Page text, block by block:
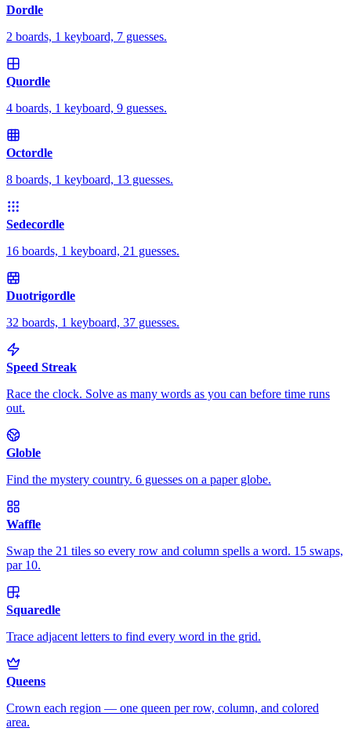
Dordle
2 boards, 1 keyboard, 7 guesses.
Quordle
4 boards, 1 keyboard, 9 guesses.
Octordle
8 boards, 1 keyboard, 13 guesses.
Sedecordle
16 boards, 1 keyboard, 21 guesses.
Duotrigordle
32 boards, 1 keyboard, 37 guesses.
Speed Streak
Race the clock. Solve as many words as you can before time runs
out.
Globle
Find the mystery country. 6 guesses on a paper globe.
Waffle
Swap the 21 tiles so every row and column spells a word. 15 swaps,
par 10.
Squaredle
Trace adjacent letters to find every word in the grid.
Queens
Crown each region — one queen per row, column, and colored
area.